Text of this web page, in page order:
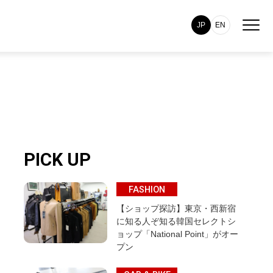
JP EN
PICK UP
FASHION
【ショップ探訪】東京・西新宿
に知る人ぞ知る韓国セレクトシ
ョップ「National Point」がオー
プン